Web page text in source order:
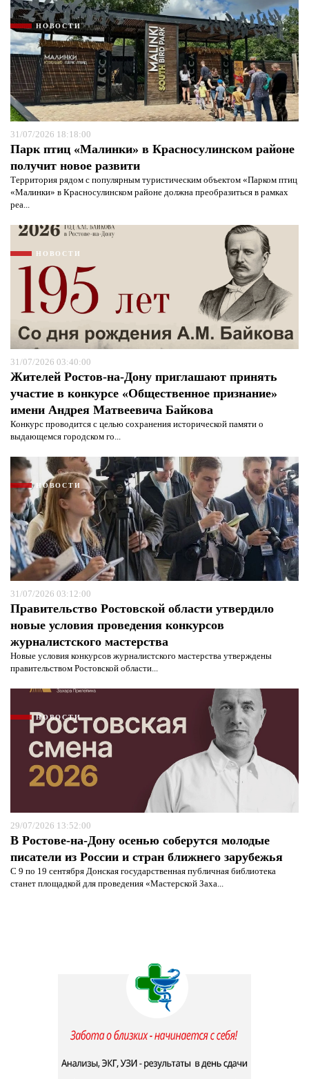
НОВОСТИ
31/07/2026 18:18:00
Парк птиц «Малинки» в Красносулинском районе
получит новое развити
Территория рядом с популярным туристическим объектом «Парком птиц
«Малинки» в Красносулинском районе должна преобразиться в рамках
реа...
НОВОСТИ
31/07/2026 03:40:00
Жителей Ростов-на-Дону приглашают принять
участие в конкурсе «Общественное признание»
имени Андрея Матвеевича Байкова
Конкурс проводится с целью сохранения исторической памяти о
выдающемся городском го...
НОВОСТИ
31/07/2026 03:12:00
Правительство Ростовской области утвердило
новые условия проведения конкурсов
журналистского мастерства
Новые условия конкурсов журналистского мастерства утверждены
правительством Ростовской области...
НОВОСТИ
29/07/2026 13:52:00
В Ростове-на-Дону осенью соберутся молодые
писатели из России и стран ближнего зарубежья
С 9 по 19 сентября Донская государственная публичная библиотека
станет площадкой для проведения «Мастерской Заха...
Я согласен с
политикой конфиденциальности и
политикой конфиденциальности и
защиты информации*